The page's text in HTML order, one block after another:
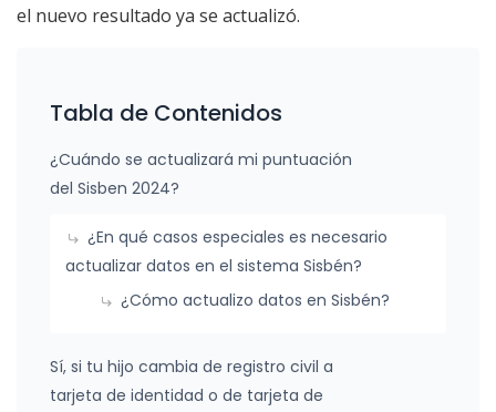
el nuevo resultado ya se actualizó.
Tabla de Contenidos
¿Cuándo se actualizará mi puntuación
del Sisben 2024?
¿En qué casos especiales es necesario
actualizar datos en el sistema Sisbén?
¿Cómo actualizo datos en Sisbén?
Sí, si tu hijo cambia de registro civil a
tarjeta de identidad o de tarjeta de